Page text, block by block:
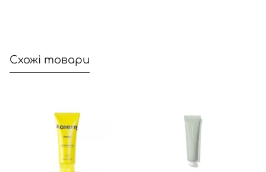
Схожі товари